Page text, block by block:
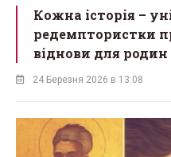
Кожна історія –
редемптористки
віднови для родин
24 Березня 2026 в 13:08